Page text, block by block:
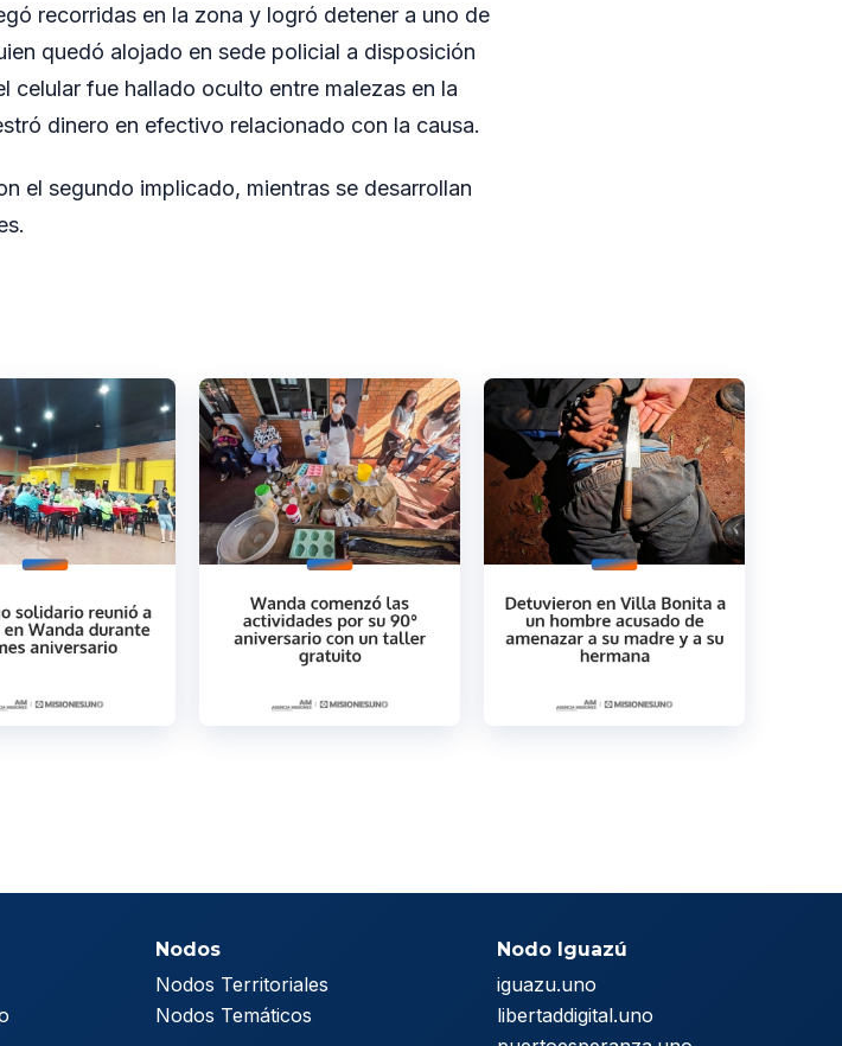
recorridas en la zona y logró detener a uno de
quedó alojado en sede policial a disposición
celular fue hallado oculto entre malezas en la
dinero en efectivo relacionado con la causa.
el segundo implicado, mientras se desarrollan
Nodos
Nodos Territoriales
Nodos Temáticos
Nodo Iguazú
iguazu.uno
libertaddigital.uno